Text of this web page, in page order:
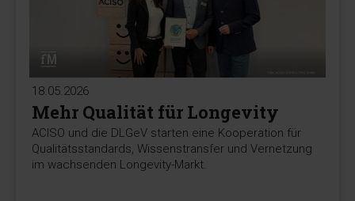
18.05.2026
Mehr Qualität für Longevity
ACISO und die DLGeV starten eine Kooperation für
Qualitätsstandards, Wissenstransfer und Vernetzung
im wachsenden Longevity-Markt.